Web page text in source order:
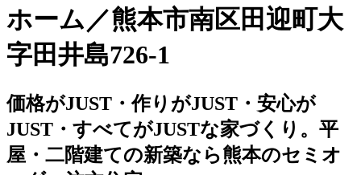
ホーム／熊本市南区田迎町大
字田井島726-1
価格がJUST・作りがJUST・安心が
JUST・すべてがJUSTな家づくり。平
屋・二階建ての新築なら熊本のセミオ